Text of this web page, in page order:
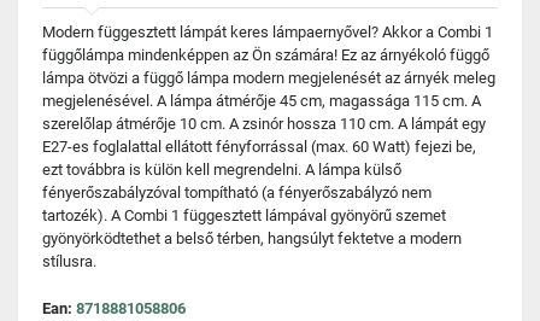
Modern függesztett lámpát keres lámpaernyővel? Akkor a Combi 1
függőlámpa mindenképpen az Ön számára! Ez az árnyékoló függő
lámpa ötvözi a függő lámpa modern megjelenését az árnyék meleg
megjelenésével. A lámpa átmérője 45 cm, magassága 115 cm. A
szerelőlap átmérője 10 cm. A zsinór hossza 110 cm. A lámpát egy
E27-es foglalattal ellátott fényforrással (max. 60 Watt) fejezi be,
ezt továbbra is külön kell megrendelni. A lámpa külső
fényerőszabályzóval tompítható (a fényerőszabályzó nem
tartozék). A Combi 1 függesztett lámpával gyönyörű szemet
gyönyörködtethet a belső térben, hangsúlyt fektetve a modern
stílusra.
Ean: 8718881058806